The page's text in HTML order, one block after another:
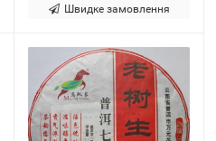
Швидке замовлення